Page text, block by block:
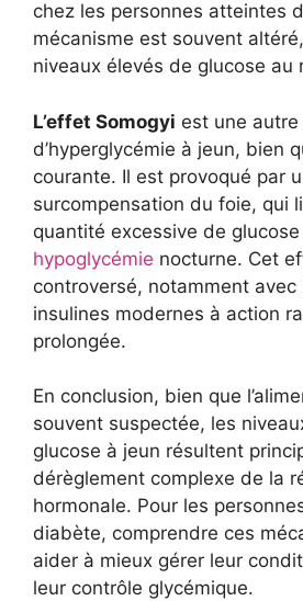
chez les personnes atteintes
mécanisme est souvent
niveaux élevés de glucose au
L’effet Somogyi est une
d’hyperglycémie à jeun, bien
courante. Il est provoqué par
surcompensation du foie, qui
quantité excessive de
hypoglycémie nocturne. Cet
controversé, notamment avec
insulines modernes à action
prolongée.
En conclusion, bien que
souvent suspectée, les
glucose à jeun résultent
dérèglement complexe de la
hormonale. Pour les
diabète, comprendre ces
aider à mieux gérer leur
leur contrôle glycémique.